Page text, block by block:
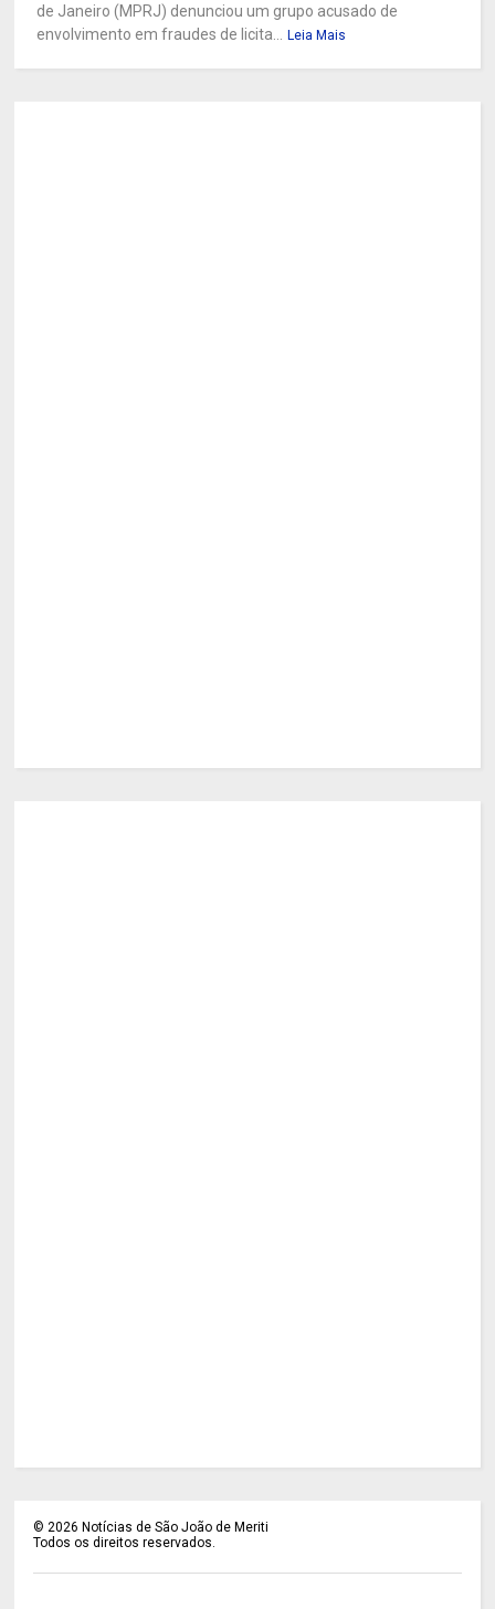
de Janeiro (MPRJ) denunciou um grupo acusado de
envolvimento em fraudes de licita... Leia Mais
©2026 Notícias de São João de Meriti
Todos os direitos reservados.